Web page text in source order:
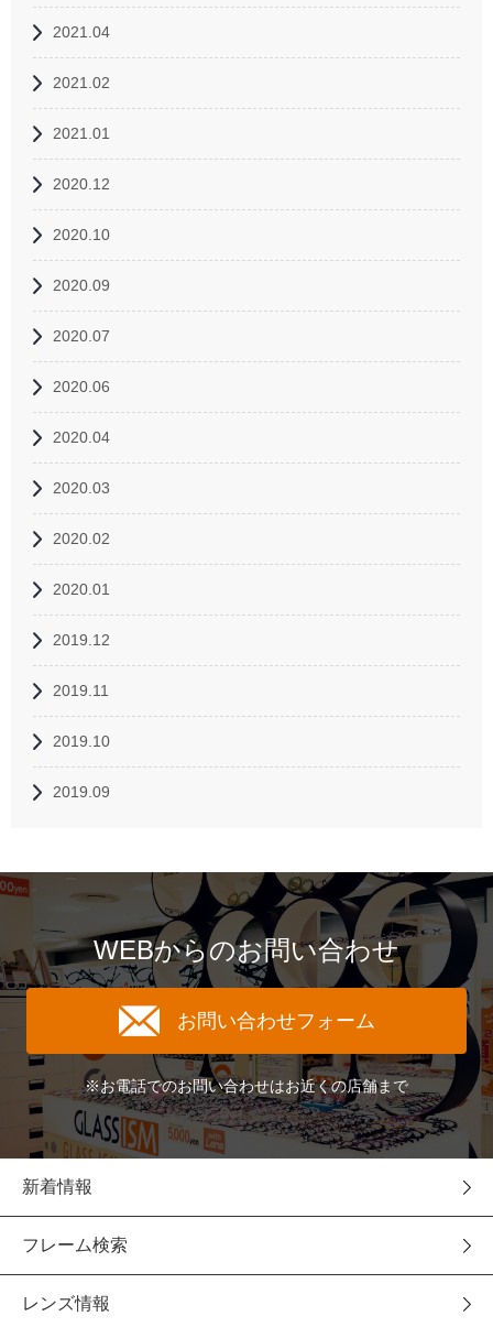
2021.04
2021.02
2021.01
2020.12
2020.10
2020.09
2020.07
2020.06
2020.04
2020.03
2020.02
2020.01
2019.12
2019.11
2019.10
2019.09
WEBからのお問い合わせ
お問い合わせフォーム
※お電話でのお問い合わせはお近くの店舗まで
新着情報
フレーム検索
レンズ情報